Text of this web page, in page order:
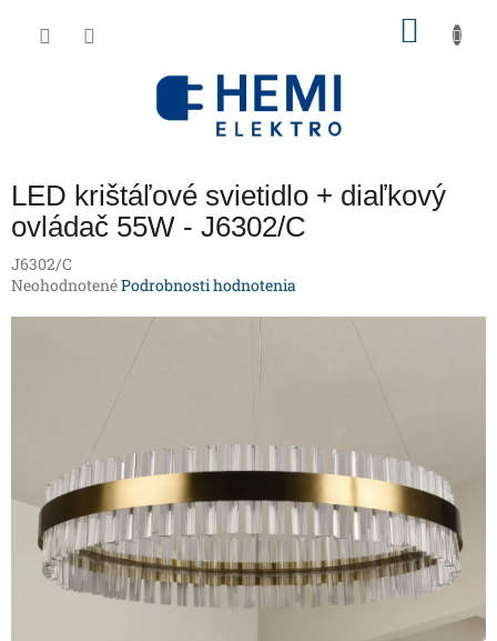
LED krištáľové svietidlo + diaľkový
ovládač 55W - J6302/C
J6302/C
Priemerné
NeohodnotenéPodrobnosti hodnotenia